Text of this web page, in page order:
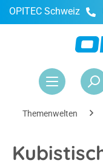
springen
OPITEC Schweiz
Themenwelten